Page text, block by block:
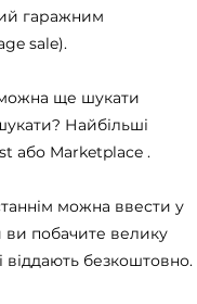
гаражним
sale).
ще шукати
Найбільші
або Marketplace .
можна ввести у
ви побачите велику
віддають безкоштовно.